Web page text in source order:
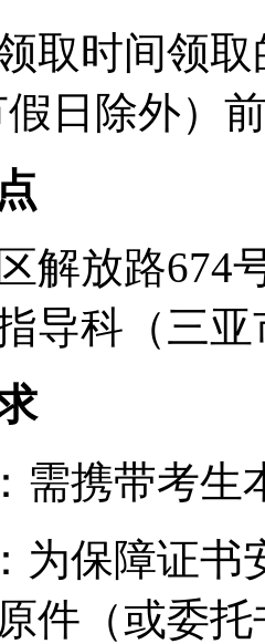
取时间领
日除外）
解放路674
导科（三
需携带考生
为保障证
件（或委